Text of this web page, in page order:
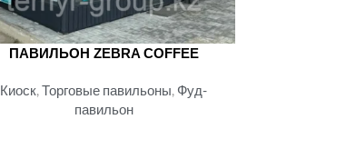
ПАВИЛЬОН ZEBRA COFFEE
Киоск,Торговые павильоны, Фуд-
павильон